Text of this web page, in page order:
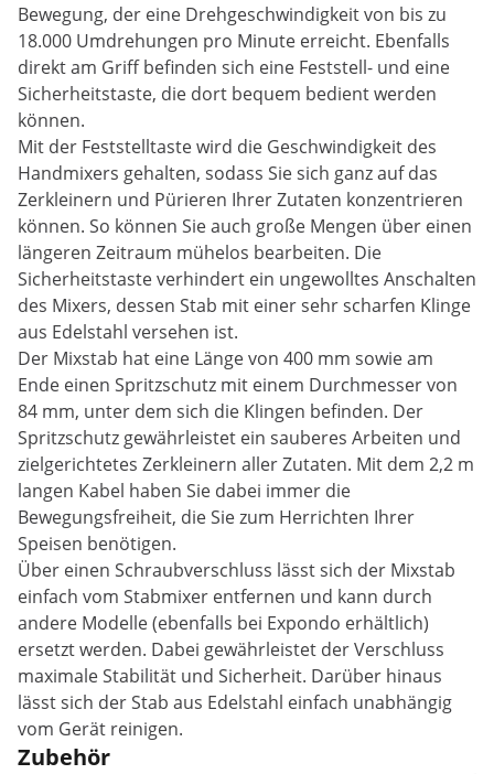
Bewegung, der eine Drehgeschwindigkeit von bis zu
18.000 Umdrehungen pro Minute erreicht. Ebenfalls
direkt am Griff befinden sich eine Feststell- und eine
Sicherheitstaste, die dort bequem bedient werden
können.
Mit der Feststelltaste wird die Geschwindigkeit des
Handmixers gehalten, sodass Sie sich ganz auf das
Zerkleinern und Pürieren Ihrer Zutaten konzentrieren
können. So können Sie auch große Mengen über einen
längeren Zeitraum mühelos bearbeiten. Die
Sicherheitstaste verhindert ein ungewolltes Anschalten
des Mixers, dessen Stab mit einer sehr scharfen Klinge
aus Edelstahl versehen ist.
Der Mixstab hat eine Länge von 400 mm sowie am
Ende einen Spritzschutz mit einem Durchmesser von
84 mm, unter dem sich die Klingen befinden. Der
Spritzschutz gewährleistet ein sauberes Arbeiten und
zielgerichtetes Zerkleinern aller Zutaten. Mit dem 2,2 m
langen Kabel haben Sie dabei immer die
Bewegungsfreiheit, die Sie zum Herrichten Ihrer
Speisen benötigen.
Über einen Schraubverschluss lässt sich der Mixstab
einfach vom Stabmixer entfernen und kann durch
andere Modelle (ebenfalls bei Expondo erhältlich)
ersetzt werden. Dabei gewährleistet der Verschluss
maximale Stabilität und Sicherheit. Darüber hinaus
lässt sich der Stab aus Edelstahl einfach unabhängig
vom Gerät reinigen.
Zubehör